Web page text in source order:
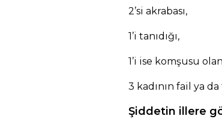
2’si akrabası,
1’i tanıdığı,
1’i ise komşusu
3 kadının fail ya
Şiddetin illere